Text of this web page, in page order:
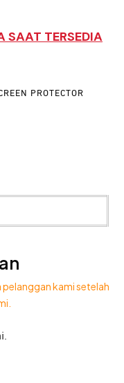
SAAT TERSEDIA
PROTECTOR
kami setelah